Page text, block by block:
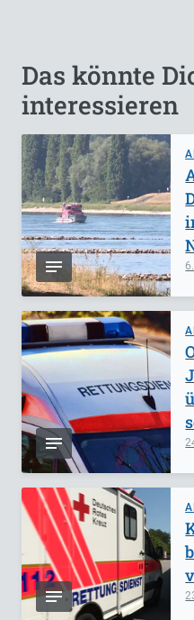
Das könnte
interessieren